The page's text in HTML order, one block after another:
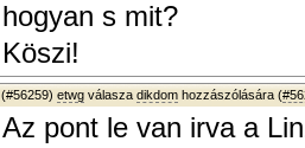
hogyan s mit?
Köszi!
(#56259) etwg válasza dikdom hozzászólására (
Az pont le van irva a